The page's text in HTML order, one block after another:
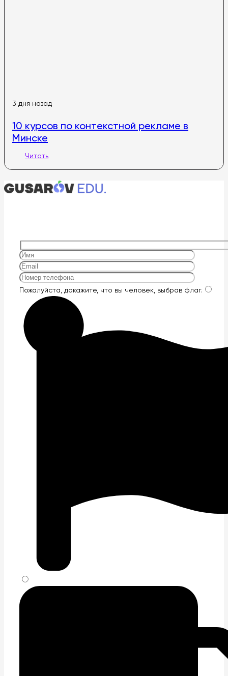
3 дня назад
10 курсов по контекстной рекламе в
Минске
Читать
Оставьте
поле
пустым.
Пожалуйста, докажите, что вы человек, выбрав флаг.